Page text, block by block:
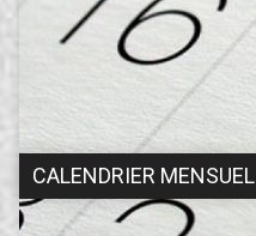
CALENDRIER MENSUEL